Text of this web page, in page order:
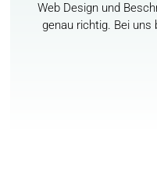
Web Design und
genau richtig. Bei uns